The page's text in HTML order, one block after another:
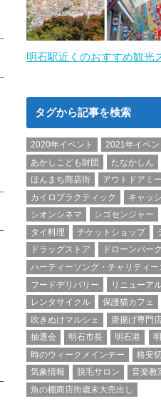
明石駅近くのおすすめ観光
タグから記事を検索
2020年イベント 2021年イベン
あかしこども財団
たなかしん
ほんまち商店街
アウトドアミ
カイロプラクティック
キャッ
シオンシネマ
シゴセンジャー
タイ料理
チケットショップ
ドラッグストア
ドローンパーク
ハーティーソング・チャリティー
フードデリバリー
リニューア
レンタサイクル
保護猫カフェ
吹きぬけマルシェ
唐揚げ専門
抽選会
明石市長 明石港
時のウィークメインデー
格安
気象情報
脱毛サロン 音楽教
魚の棚商店街歳末大売出し